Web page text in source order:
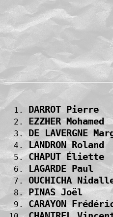
  1.
DARROT
  2.
EZZHER
  3.
DE
  4.
LANDRON
  5.
CHAPUT
  6.
LAGARDE
  7.
OUCHICHA
  8.
PINAS Joël
  9.
CARAYON